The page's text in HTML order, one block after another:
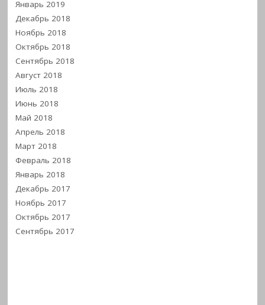
Январь 2019
Декабрь 2018
Ноябрь 2018
Октябрь 2018
Сентябрь 2018
Август 2018
Июль 2018
Июнь 2018
Май 2018
Апрель 2018
Март 2018
Февраль 2018
Январь 2018
Декабрь 2017
Ноябрь 2017
Октябрь 2017
Сентябрь 2017